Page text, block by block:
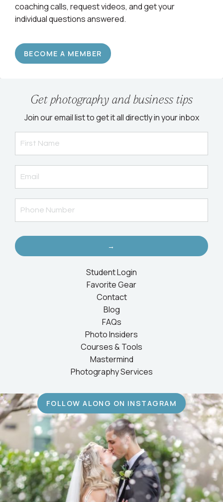
coaching calls, request videos, and get your
individual questions answered.
BECOME A MEMBER
Get photography and business tips
Join our email list to get it all directly in your inbox
→
Student Login
Favorite Gear
Contact
Blog
FAQs
Photo Insiders
Courses & Tools
Mastermind
Photography Services
FOLLOW ALONG ON INSTAGRAM